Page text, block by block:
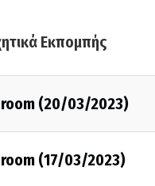
Εκπομπής
(20/03/2023)
(17/03/2023)